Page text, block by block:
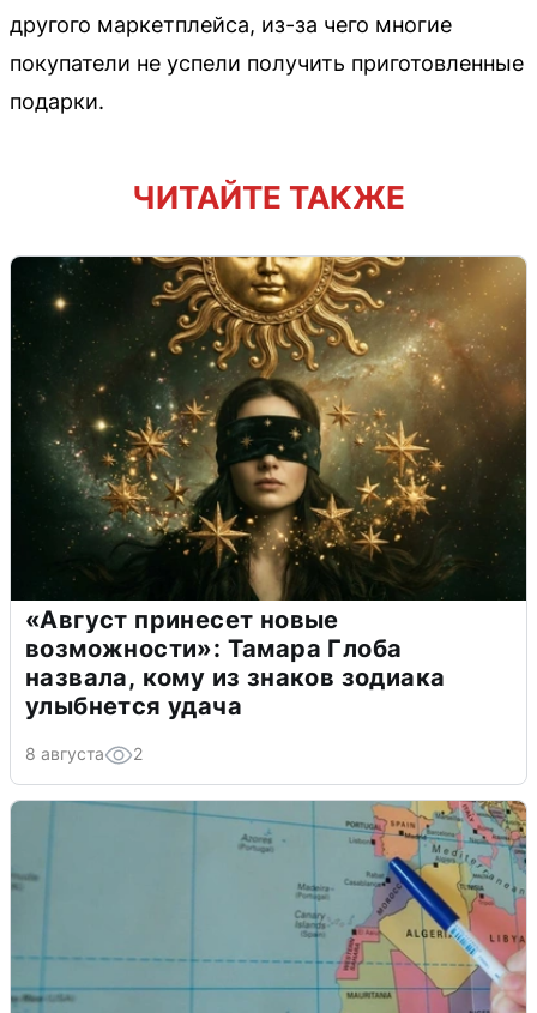
другого маркетплейса, из-за чего многие
покупатели не успели получить приготовленные
подарки.
ЧИТАЙТЕ ТАКЖЕ
«Август принесет новые
возможности»: Тамара Глоба
назвала, кому из знаков зодиака
улыбнется удача
8 августа 2